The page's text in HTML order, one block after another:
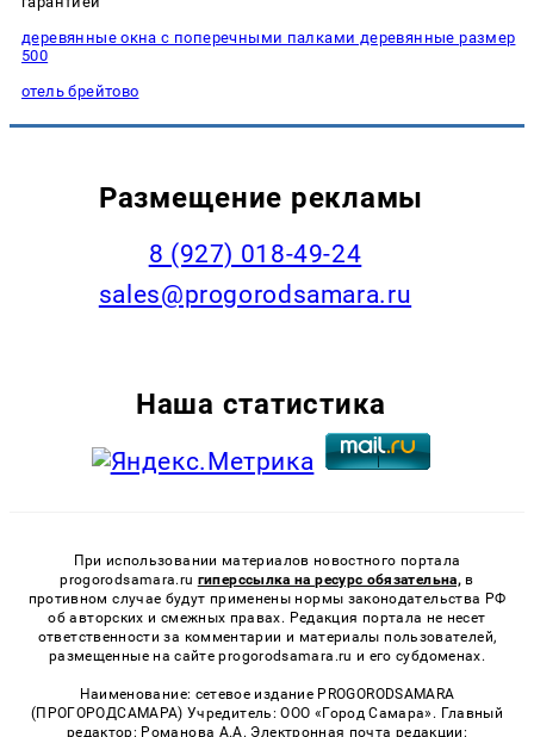
деревянные окна с поперечными палками деревянные размер
500
отель брейтово
Размещение рекламы
8 (927) 018-49-24
sales@progorodsamara.ru
Наша статистика
При использовании материалов новостного портала
progorodsamara.ru гиперссылка на ресурс обязательна, в
противном случае будут применены нормы законодательства РФ
об авторских и смежных правах. Редакция портала не несет
ответственности за комментарии и материалы пользователей,
размещенные на сайте progorodsamara.ru и его субдоменах.
Наименование: сетевое издание PROGORODSAMARA
(ПРОГОРОДСАМАРА) Учредитель: ООО «Город Самара». Главный
редактор: Романова А.А. Электронная почта редакции: